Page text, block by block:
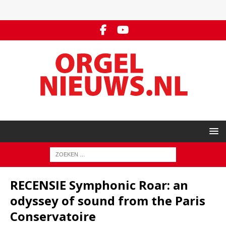
RECENSIE Symphonic Roar: an
odyssey of sound from the Paris
Conservatoire